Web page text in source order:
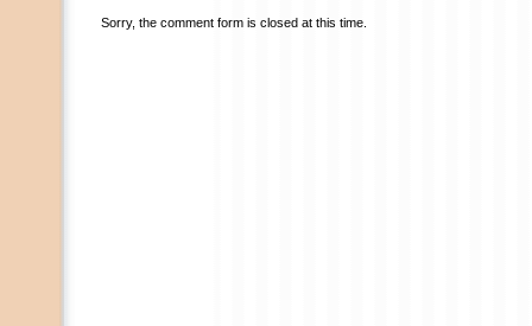
Sorry, the comment form is closed at this time.